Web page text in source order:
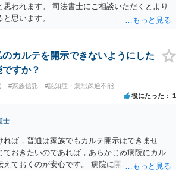
思われます。 司法書士にご相談いただくとより
思います。
カルテを開示できないようにした
すか？
#家族信託 #認知症・意思疎通不能
役にたった 1
士
れば，普通は家族でもカルテ開示はできませ
ておきたいのであれば，あらかじめ病院にカル
えておくのが安心です。 病院に開示しないよう